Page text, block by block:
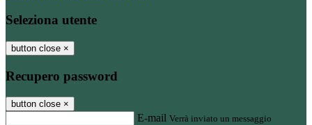
Seleziona utente
button close ×
Recupero password
button close ×
E-mail Verrà inviato un messaggio